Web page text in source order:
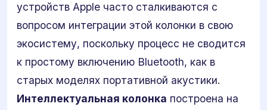
устройств Apple часто сталкиваются с
вопросом интеграции этой колонки в свою
экосистему, поскольку процесс не сводится
к простому включению Bluetooth, как в
старых моделях портативной акустики.
Интеллектуальная колонка построена на